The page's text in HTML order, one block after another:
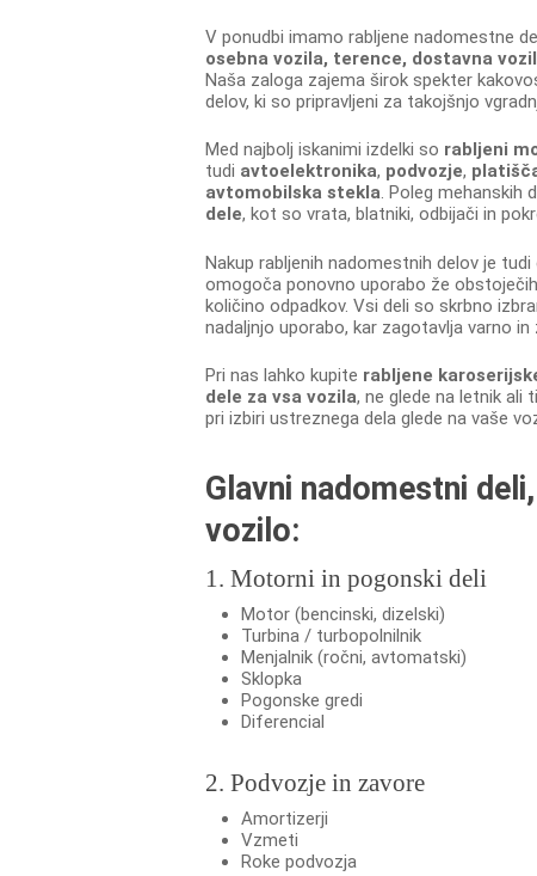
V ponudbi imamo rabljene nadomestne
osebna vozila, terence, dostavna
Naša zaloga zajema širok spekter
delov, ki so pripravljeni za takojšnjo
Med najbolj iskanimi izdelki so rabljeni
tudi avtoelektronika, podvozje,
avtomobilska stekla. Poleg mehanskih
dele, kot so vrata, blatniki, odbijači in
Nakup rabljenih nadomestnih delov je
omogoča ponovno uporabo že
količino odpadkov. Vsi deli so skrbno
nadaljnjo uporabo, kar zagotavlja varno in
Pri nas lahko kupite rabljene
dele za vsa vozila, ne glede na letnik ali
pri izbiri ustreznega dela glede na vaše
Glavni nadomestni
vozilo:
1. Motorni in pogonski deli
Motor (bencinski, dizelski)
Turbina / turbopolnilnik
Menjalnik (ročni, avtomatski)
Sklopka
Pogonske gredi
Diferencial
2. Podvozje in zavore
Amortizerji
Vzmeti
Roke podvozja